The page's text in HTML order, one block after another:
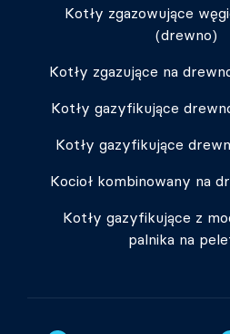
Kotły zgazowujące
(drewno)
Kotły zgazujące na
Kotły gazyfikujące
Kotły gazyfikujące
Kocioł kombinowany na
Kotły gazyfikujące z
palnika na